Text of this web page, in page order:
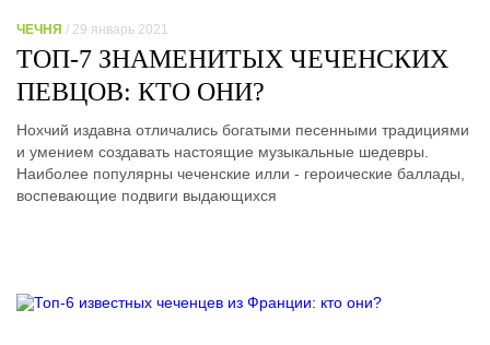
ЧЕЧНЯ / 29 январь 2021
ТОП-7 ЗНАМЕНИТЫХ ЧЕЧЕНСКИХ
ПЕВЦОВ: КТО ОНИ?
Нохчий издавна отличались богатыми песенными традициями
и умением создавать настоящие музыкальные шедевры.
Наиболее популярны чеченские илли - героические баллады,
воспевающие подвиги выдающихся